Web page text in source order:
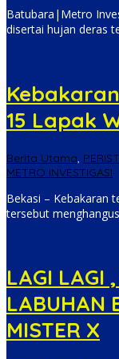
Batubara|Metro
disertai hujan deras
15 Lapak
Berita Utama
METRO INVESTIGASI
Bekasi – Kebakaran
tersebut
LAGI LAGI
LABUHAN
MISTER X